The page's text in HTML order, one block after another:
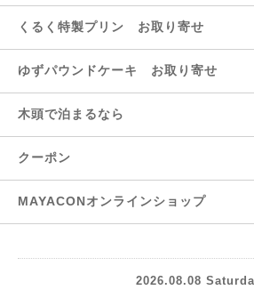
くるく特製プリン お取り寄せ
ゆずパウンドケーキ お取り寄せ
木頭で泊まるなら
クーポン
MAYACONオンラインショップ
2026.08.08